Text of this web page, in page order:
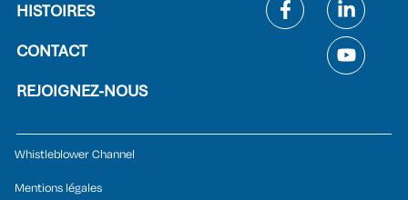
HISTOIRES
CONTACT
REJOIGNEZ-NOUS
Whistleblower Channel
Mentions légales